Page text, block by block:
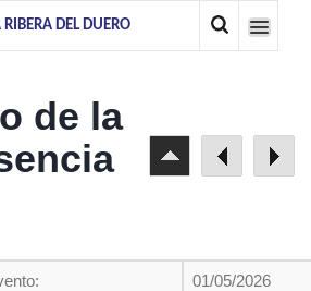
RIBERA DEL DUERO
de la
01/05/2026